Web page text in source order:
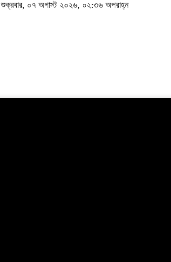
শুক্রবার, ০৭ অগাস্ট ২০২৬, ০২:৩৬ অপরাহ্ন